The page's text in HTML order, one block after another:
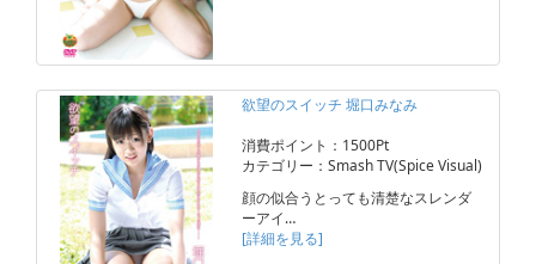
欲望のスイッチ 堀口みなみ
消費ポイント：1500Pt
カテゴリー：Smash TV(Spice Visual)
顔の似合うとっても清楚なスレンダ
ーアイ…
[詳細を見る]